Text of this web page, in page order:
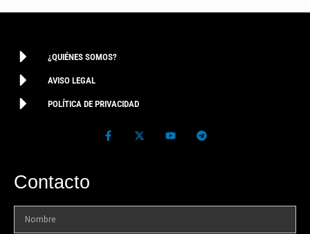
¿QUIÉNES SOMOS?
AVISO LEGAL
POLÍTICA DE PRIVACIDAD
Contacto